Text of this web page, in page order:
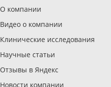
О компании
Видео о компании
Клинические исследования
Научные статьи
Отзывы в Яндекс
Новости компании